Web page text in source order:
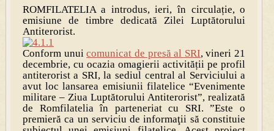
ROMFILATELIA a introdus, ieri, în circulație, o
emisiune de timbre dedicată Zilei Luptătorului
Antiterorist.
Conform unuicomunicat de presă al SRI, vineri 21
decembrie, cu ocazia omagierii activității pe profil
antiterorist a SRI, la sediul central al Serviciului a
avut loc lansarea emisiunii filatelice “Evenimente
militare – Ziua Luptătorului Antiterorist”, realizată
de Romfilatelia în parteneriat cu SRI. ”Este o
premieră ca un serviciu de informaţii să constituie